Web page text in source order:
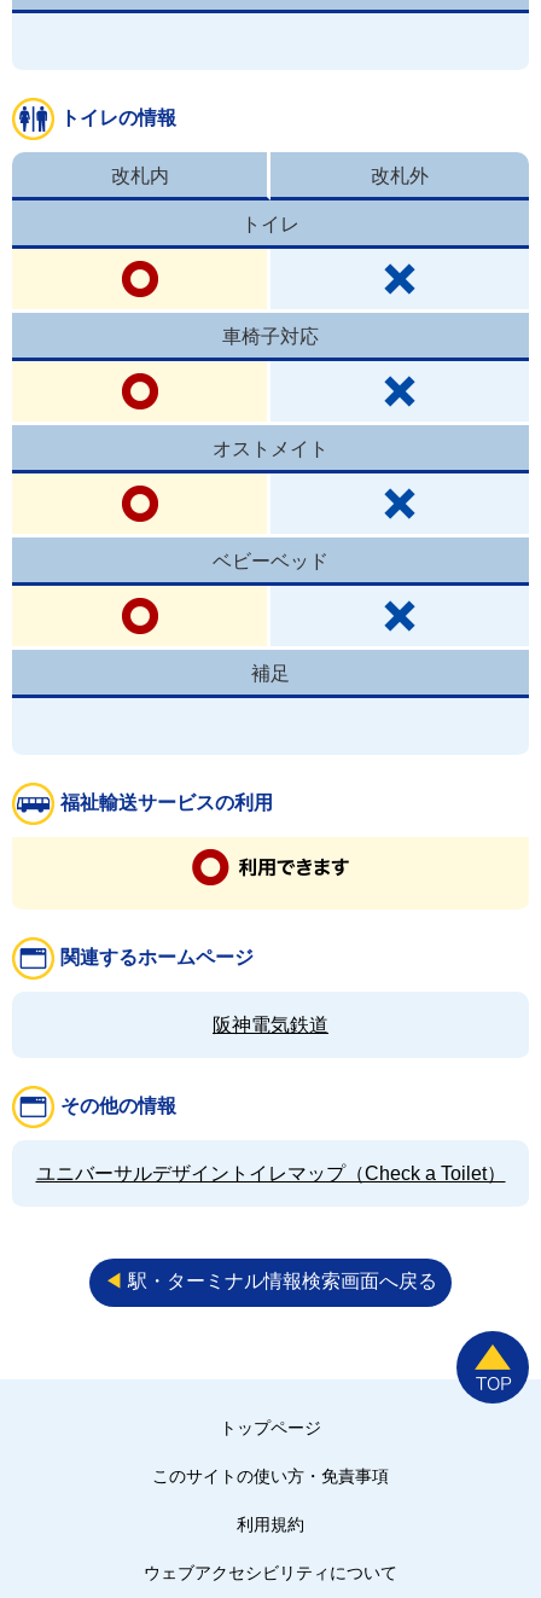
トイレの情報
改札内 改札外
トイレ
車椅子対応
オストメイト
ベビーベッド
補足
福祉輸送サービスの利用
関連するホームページ
阪神電気鉄道
その他の情報
ユニバーサルデザイントイレマップ（Check a Toilet）
◀︎ 駅・ターミナル情報検索画面へ戻る
トップページ
このサイトの使い方・免責事項
利用規約
ウェブアクセシビリティについて